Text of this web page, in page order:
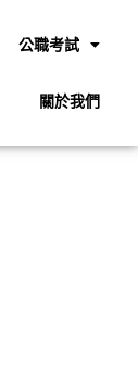
公職考試
關於我們